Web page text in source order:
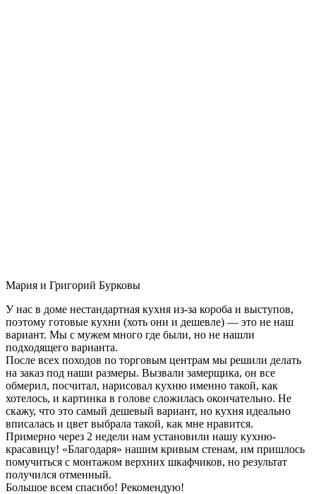
Мария и Григорий Бурковы
У нас в доме нестандартная кухня из-за короба и выступов,
поэтому готовые кухни (хоть они и дешевле) — это не наш
вариант. Мы с мужем много где были, но не нашли
подходящего варианта.
После всех походов по торговым центрам мы решили делать
на заказ под наши размеры. Вызвали замерщика, он все
обмерил, посчитал, нарисовал кухню именно такой, как
хотелось, и картинка в голове сложилась окончательно. Не
скажу, что это самый дешевый вариант, но кухня идеально
вписалась и цвет выбрала такой, как мне нравится.
Примерно через 2 недели нам установили нашу кухню-
красавицу! «Благодаря» нашим кривым стенам, им пришлось
помучиться с монтажом верхних шкафчиков, но результат
получился отменный.
Большое всем спасибо! Рекомендую!